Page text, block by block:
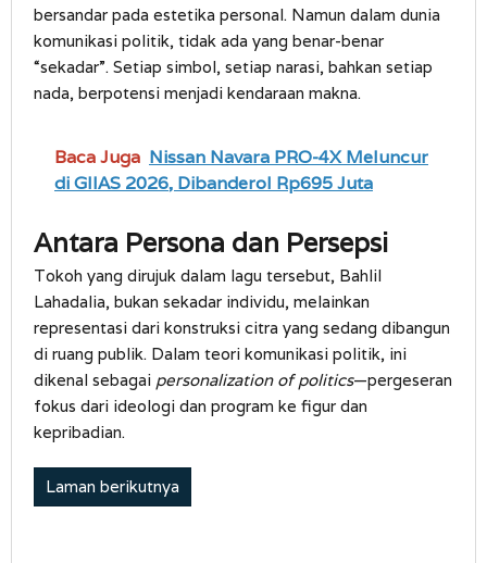
bersandar pada estetika personal. Namun dalam dunia
komunikasi politik, tidak ada yang benar-benar
“sekadar”. Setiap simbol, setiap narasi, bahkan setiap
nada, berpotensi menjadi kendaraan makna.
Baca Juga Nissan Navara PRO-4X Meluncur
di GIIAS 2026, Dibanderol Rp695 Juta
Antara Persona dan Persepsi
Tokoh yang dirujuk dalam lagu tersebut, Bahlil
Lahadalia, bukan sekadar individu, melainkan
representasi dari konstruksi citra yang sedang dibangun
di ruang publik. Dalam teori komunikasi politik, ini
dikenal sebagai personalization of politics—pergeseran
fokus dari ideologi dan program ke figur dan
kepribadian.
Laman berikutnya